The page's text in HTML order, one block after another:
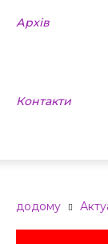
Архів
Контакти
додому